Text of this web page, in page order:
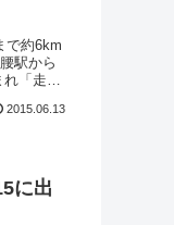
で約6km
駅から
「走っ
2015.06.13
に出